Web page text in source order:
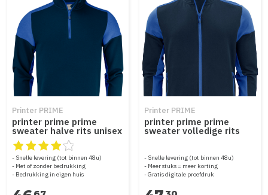
Printer PRIME
printer prime prime
sweater halve rits unisex
2262069
De beoordeling van dit product is
Snelle levering (tot binnen 48u)
Met of zonder bedrukking
Bedrukking in eigen huis
Printer PRIME
printer prime prime
sweater volledige rits
Snelle levering (tot binnen 48u)
Meer stuks = meer korting
Gratis digitale proefdruk